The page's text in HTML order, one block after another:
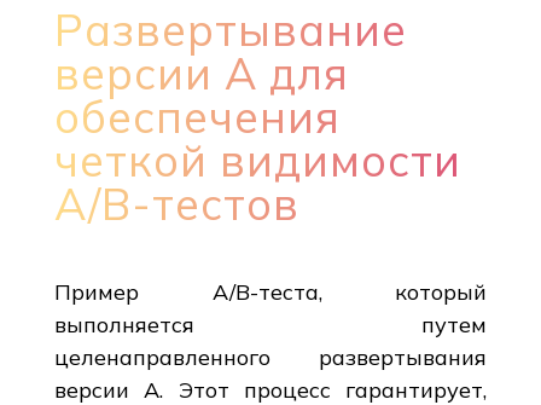
Развертывание
версии A для
обеспечения
четкой видимости
A/B-тестов
Пример A/B-теста, который
выполняется путем
целенаправленного развертывания
версии A. Этот процесс гарантирует,